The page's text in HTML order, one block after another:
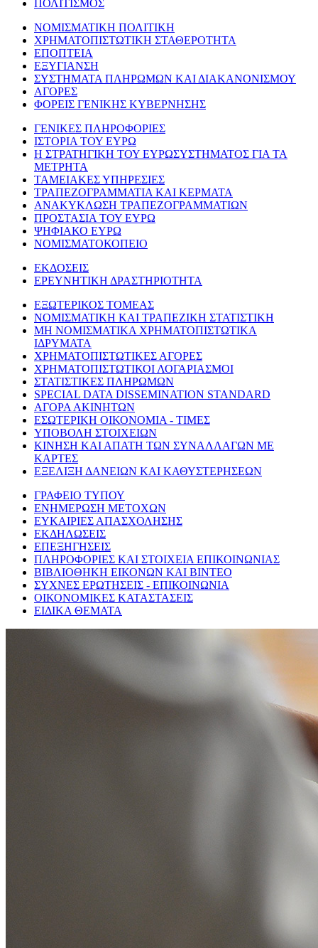
ΠΟΛΙΤΙΣΜΟΣ
ΝΟΜΙΣΜΑΤΙΚΗ ΠΟΛΙΤΙΚΗ
ΧΡΗΜΑΤΟΠΙΣΤΩΤΙΚΗ ΣΤΑΘΕΡΟΤΗΤΑ
ΕΠΟΠΤΕΙΑ
ΕΞΥΓΙΑΝΣΗ
ΣΥΣΤΗΜΑΤΑ ΠΛΗΡΩΜΩΝ ΚΑΙ ΔΙΑΚΑΝΟΝΙΣΜΟΥ
ΑΓΟΡΕΣ
ΦΟΡΕΙΣ ΓΕΝΙΚΗΣ ΚΥΒΕΡΝΗΣΗΣ
ΓΕΝΙΚΕΣ ΠΛΗΡΟΦΟΡΙΕΣ
ΙΣΤΟΡΙΑ ΤΟΥ ΕΥΡΩ
Η ΣΤΡΑΤΗΓΙΚΗ ΤΟΥ ΕΥΡΩΣΥΣΤΗΜΑΤΟΣ ΓΙΑ ΤΑ
ΜΕΤΡΗΤΑ
ΤΑΜΕΙΑΚΕΣ ΥΠΗΡΕΣΙΕΣ
ΤΡΑΠΕΖΟΓΡΑΜΜΑΤΙΑ ΚΑΙ ΚΕΡΜΑΤΑ
ΑΝΑΚΥΚΛΩΣΗ ΤΡΑΠΕΖΟΓΡΑΜΜΑΤΙΩΝ
ΠΡΟΣΤΑΣΙΑ ΤΟΥ ΕΥΡΩ
ΨΗΦΙΑΚΟ ΕΥΡΩ
ΝΟΜΙΣΜΑΤΟΚΟΠΕΙΟ
ΕΚΔΟΣΕΙΣ
ΕΡΕΥΝΗΤΙΚΗ ΔΡΑΣΤΗΡΙΟΤΗΤΑ
ΕΞΩΤΕΡΙΚΟΣ ΤΟΜΕΑΣ
ΝΟΜΙΣΜΑΤΙΚΗ ΚΑΙ ΤΡΑΠΕΖΙΚΗ ΣΤΑΤΙΣΤΙΚΗ
ΜΗ ΝΟΜΙΣΜΑΤΙΚΑ ΧΡΗΜΑΤΟΠΙΣΤΩΤΙΚΑ
ΙΔΡΥΜΑΤΑ
ΧΡΗΜΑΤΟΠΙΣΤΩΤΙΚΕΣ ΑΓΟΡΕΣ
ΧΡΗΜΑΤΟΠΙΣΤΩΤΙΚΟΙ ΛΟΓΑΡΙΑΣΜΟΙ
ΣΤΑΤΙΣΤΙΚΕΣ ΠΛΗΡΩΜΩΝ
SPECIAL DATA DISSEMINATION STANDARD
ΑΓΟΡΑ ΑΚΙΝΗΤΩΝ
ΕΣΩΤΕΡΙΚΗ ΟΙΚΟΝΟΜΙΑ - ΤΙΜΕΣ
ΥΠΟΒΟΛΗ ΣΤΟΙΧΕΙΩΝ
ΚΙΝΗΣΗ ΚΑΙ ΑΠΑΤΗ ΤΩΝ ΣΥΝΑΛΛΑΓΩΝ ΜΕ
ΚΑΡΤΕΣ
ΕΞΕΛΙΞΗ ΔΑΝΕΙΩΝ ΚΑΙ ΚΑΘΥΣΤΕΡΗΣΕΩΝ
ΓΡΑΦΕΙΟ ΤΥΠΟΥ
ΕΝΗΜΕΡΩΣΗ ΜΕΤΟΧΩΝ
ΕΥΚΑΙΡΙΕΣ ΑΠΑΣΧΟΛΗΣΗΣ
ΕΚΔΗΛΩΣΕΙΣ
ΕΠΕΞΗΓΗΣΕΙΣ
ΠΛΗΡΟΦΟΡΙΕΣ ΚΑΙ ΣΤΟΙΧΕΙΑ ΕΠΙΚΟΙΝΩΝΙΑΣ
ΒΙΒΛΙΟΘΗΚΗ ΕΙΚΟΝΩΝ ΚΑΙ ΒΙΝΤΕΟ
ΣΥΧΝΕΣ ΕΡΩΤΗΣΕΙΣ - ΕΠΙΚΟΙΝΩΝΙΑ
ΟΙΚΟΝΟΜΙΚΕΣ ΚΑΤΑΣΤΑΣΕΙΣ
ΕΙΔΙΚΑ ΘΕΜΑΤΑ